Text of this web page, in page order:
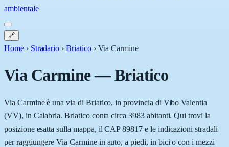
ambientale
🔗
Home › Stradario › Briatico › Via Carmine
Via Carmine—Briatico
Via Carmine è una via di Briatico, in provincia di Vibo Valentia
(VV), in Calabria. Briatico conta circa 3983 abitanti. Qui trovi la
posizione esatta sulla mappa, il CAP 89817 e le indicazioni stradali
per raggiungere Via Carmine in auto, a piedi, in bici o con i mezzi